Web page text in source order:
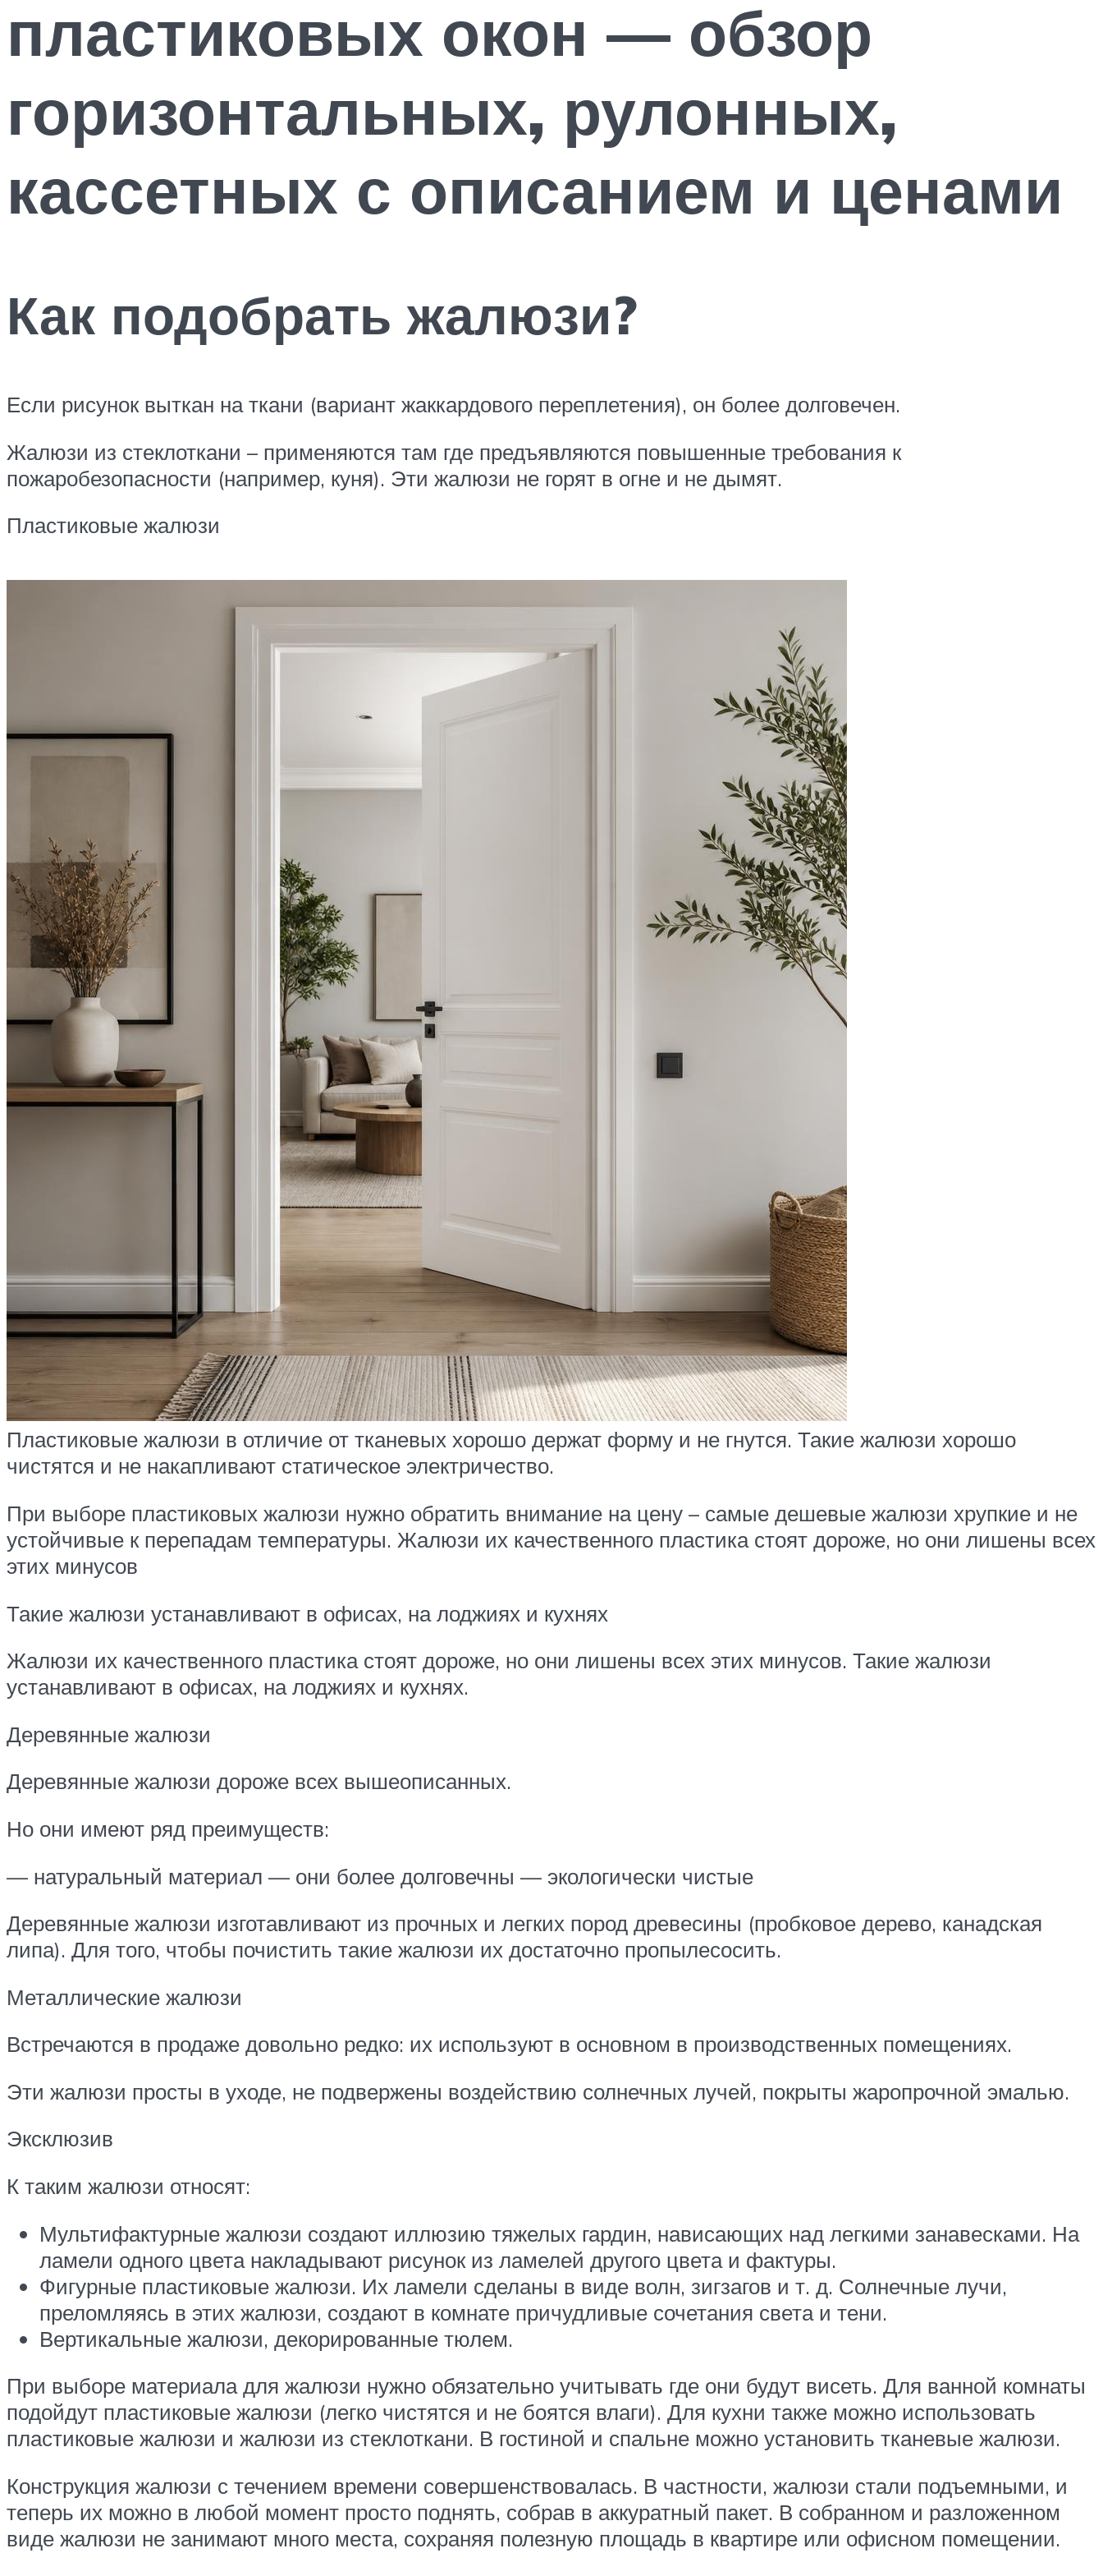
пластиковых окон — обзор
горизонтальных, рулонных,
кассетных с описанием и ценами
Как подобрать жалюзи?
Если рисунок выткан на ткани (вариант жаккардового переплетения), он более долговечен.
Жалюзи из стеклоткани – применяются там где предъявляются повышенные требования к
пожаробезопасности (например, куня). Эти жалюзи не горят в огне и не дымят.
Пластиковые жалюзи
Пластиковые жалюзи в отличие от тканевых хорошо держат форму и не гнутся. Такие жалюзи хорошо
чистятся и не накапливают статическое электричество.
При выборе пластиковых жалюзи нужно обратить внимание на цену – самые дешевые жалюзи хрупкие и не
устойчивые к перепадам температуры. Жалюзи их качественного пластика стоят дороже, но они лишены всех
этих минусов
Такие жалюзи устанавливают в офисах, на лоджиях и кухнях
Жалюзи их качественного пластика стоят дороже, но они лишены всех этих минусов. Такие жалюзи
устанавливают в офисах, на лоджиях и кухнях.
Деревянные жалюзи
Деревянные жалюзи дороже всех вышеописанных.
Но они имеют ряд преимуществ:
— натуральный материал — они более долговечны — экологически чистые
Деревянные жалюзи изготавливают из прочных и легких пород древесины (пробковое дерево, канадская
липа). Для того, чтобы почистить такие жалюзи их достаточно пропылесосить.
Металлические жалюзи
Встречаются в продаже довольно редко: их используют в основном в производственных помещениях.
Эти жалюзи просты в уходе, не подвержены воздействию солнечных лучей, покрыты жаропрочной эмалью.
Эксклюзив
К таким жалюзи относят:
Мультифактурные жалюзи создают иллюзию тяжелых гардин, нависающих над легкими занавесками. На
ламели одного цвета накладывают рисунок из ламелей другого цвета и фактуры.
Фигурные пластиковые жалюзи. Их ламели сделаны в виде волн, зигзагов и т. д. Солнечные лучи,
преломляясь в этих жалюзи, создают в комнате причудливые сочетания света и тени.
Вертикальные жалюзи, декорированные тюлем.
При выборе материала для жалюзи нужно обязательно учитывать где они будут висеть. Для ванной комнаты
подойдут пластиковые жалюзи (легко чистятся и не боятся влаги). Для кухни также можно использовать
пластиковые жалюзи и жалюзи из стеклоткани. В гостиной и спальне можно установить тканевые жалюзи.
Конструкция жалюзи с течением времени совершенствовалась. В частности, жалюзи стали подъемными, и
теперь их можно в любой момент просто поднять, собрав в аккуратный пакет. В собранном и разложенном
виде жалюзи не занимают много места, сохраняя полезную площадь в квартире или офисном помещении.